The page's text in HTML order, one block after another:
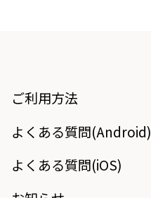
ご利用方法
よくある質問(Android)
よくある質問(iOS)